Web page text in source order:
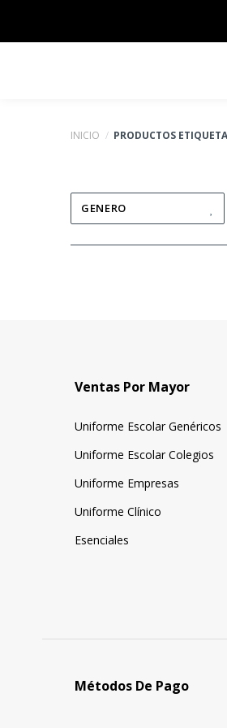
INICIO / PRODUCTOS
GENERO
Ventas Por Mayor
Uniforme Escolar Genéricos
Uniforme Escolar Colegios
Uniforme Empresas
Uniforme Clínico
Esenciales
Métodos De Pago